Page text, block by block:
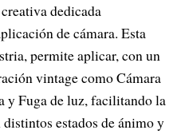
dedicada
de cámara. Esta
permite aplicar, con un
vintage como Cámara
y Fuga de luz, facilitando la
estados de ánimo y